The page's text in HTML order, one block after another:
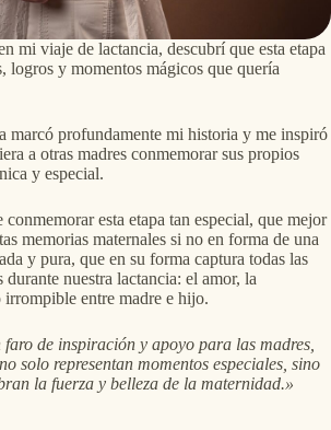
mi viaje de lactancia, descubrí que esta etapa
logros y momentos mágicos que quería
marcó profundamente mi historia y me inspiró
a otras madres conmemorar sus propios
y especial.
esta etapa tan especial, que mejor
memorias maternales si no en forma de una
y pura, que en su forma captura todas las
nuestra lactancia: el amor, la
entre madre e hijo.
faro de inspiración y apoyo para las madres,
solo representan momentos especiales, sino
la fuerza y belleza de la maternidad.»